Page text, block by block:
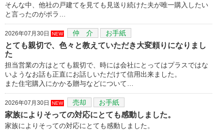
そんな中、他社の戸建てを見ても見送り続けた夫が唯一購入したい
と言ったのがポラ…
2026年07月30日 NEW 仲 介 お手紙
とても親切で、色々と教えていただき大変頼りになりまし
た
担当営業の方はとても親切で、時には会社にとってはプラスではな
いようなお話も正直にお話しいただけて信用出来ました。
また住宅購入にかかる贈与などについて…
2026年07月30日 NEW 売却 お手紙
家族によりそっての対応にとても感動しました。
家族によりそっての対応にとても感動しました。